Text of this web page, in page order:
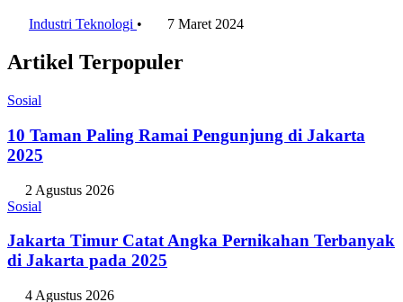
Industri Teknologi • 7 Maret 2024
Artikel Terpopuler
Sosial
10 Taman Paling Ramai Pengunjung di Jakarta
2025
2 Agustus 2026
Sosial
Jakarta Timur Catat Angka Pernikahan Terbanyak
di Jakarta pada 2025
4 Agustus 2026